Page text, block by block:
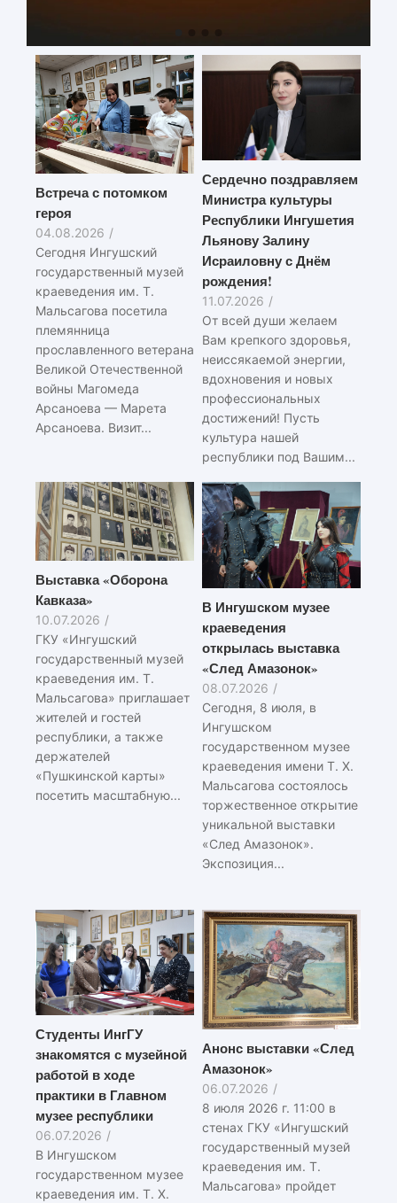
Встреча с потомком
героя
04.08.2026 /
Сегодня Ингушский
государственный музей
краеведения им. Т.
Мальсагова посетила
племянница
прославленного ветерана
Великой Отечественной
войны Магомеда
Арсаноева — Марета
Арсаноева. Визит...
Сердечно поздравляем
Министра культуры
Республики Ингушетия
Льянову Залину
Исраиловну с Днём
рождения!
11.07.2026 /
От всей души желаем
Вам крепкого здоровья,
неиссякаемой энергии,
вдохновения и новых
профессиональных
достижений! Пусть
культура нашей
республики под Вашим...
Выставка «Оборона
Кавказа»
10.07.2026 /
ГКУ «Ингушский
государственный музей
краеведения им. Т.
Мальсагова» приглашает
жителей и гостей
республики, а также
держателей
«Пушкинской карты»
посетить масштабную...
В Ингушском музее
краеведения
открылась выставка
«След Амазонок»
08.07.2026 /
Сегодня, 8 июля, в
Ингушском
государственном музее
краеведения имени Т. Х.
Мальсагова состоялось
торжественное открытие
уникальной выставки
«След Амазонок».
Экспозиция...
Студенты ИнгГУ
знакомятся с музейной
работой в ходе
практики в Главном
музее республики
06.07.2026 /
В Ингушском
государственном музее
краеведения им. Т. Х.
Анонс выставки «След
Амазонок»
06.07.2026 /
8 июля 2026 г. 11:00 в
стенах ГКУ «Ингушский
государственный музей
краеведения им. Т.
Мальсагова» пройдет